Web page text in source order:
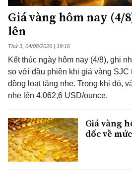
Giá vàng hôm nay (4/
lên
Thứ 3, 04/08/2026 | 19:16
Kết thúc ngày hôm nay (4/8), ghi
so với đầu phiên khi giá vàng SJC
đồng loạt tăng nhẹ. Trong khi đó,
nhẹ lên 4.062,6 USD/ounce.
Giá vàng
dốc về